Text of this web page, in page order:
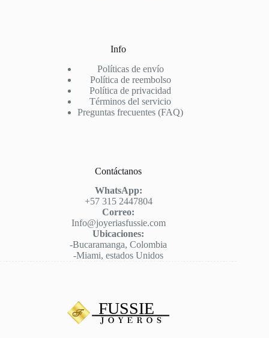
Info
Políticas de envío
Política de reembolso
Política de privacidad
Términos del servicio
Preguntas frecuentes (FAQ)
Contáctanos
WhatsApp:
+57 315 2447804
Correo:
Info@joyeriasfussie.com
Ubicaciones:
-Bucaramanga, Colombia
-Miami, estados Unidos